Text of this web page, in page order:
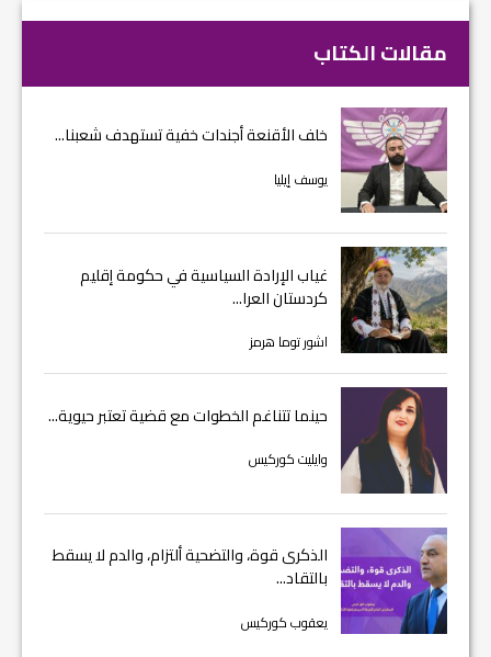
مقالات الكتاب
خلف الأقنعة أجندات خفية تستهدف شعبنا...
يوسف إيليا
غياب الإرادة السياسية في حكومة إقليم
كردستان العرا...
اشور توما هرمز
حينما تتناغم الخطوات مع قضية تعتبر حيوية...
وايليت كوركيس
الذكرى قوة، والتضحية ألتزام، والدم لا يسقط
بالتقاد...
يعقوب كوركيس